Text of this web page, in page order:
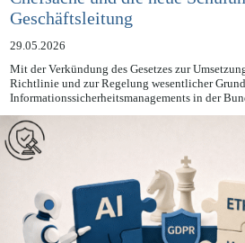
Chefsache und die neue
Geschäftsleitung
29.05.2026
Mit der Verkündung des Gesetzes zur Umsetzung
Richtlinie und zur Regelung wesentlicher
Informationssicherheitsmanagements in der